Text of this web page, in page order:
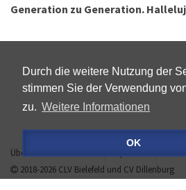
Durch die weitere Nutzung der
stimmen Sie der Verwendung
zu. Weitere Informationen
OK
Generation zu Generation.
Über »LEBEN IST MEHR«
2018-2026 CLV Bielefeld und CV Dillenburg